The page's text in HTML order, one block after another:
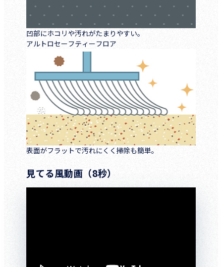
凹部にホコリや汚れがたまりやすい。
アルトロセーフティーフロア
表面がフラットで汚れにくく掃除も簡単。
見てる風動画（8秒）